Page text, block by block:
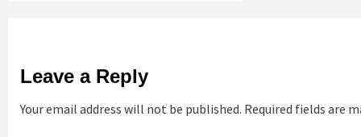
Leave a Reply
Your email address will not be published. Required fields are